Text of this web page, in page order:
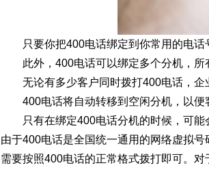
只要你把400电话绑定到你常用的电
此外，400电话可以绑定多个分机，所
无论有多少客户同时拨打400电话，企
400电话将自动转移到空闲分机，以便
只有在绑定400电话分机的时候，可
由于400电话是全国统一通用的网络虚拟
需要按照400电话的正常格式拨打即可。